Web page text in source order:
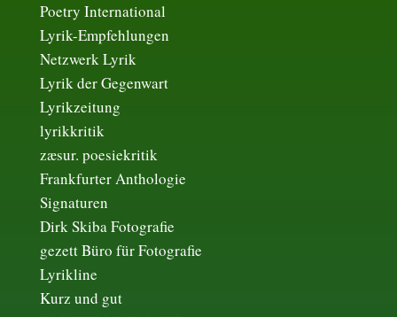
Poetry International
Lyrik-Empfehlungen
Netzwerk Lyrik
Lyrik der Gegenwart
Lyrikzeitung
lyrikkritik
zæsur. poesiekritik
Frankfurter Anthologie
Signaturen
Dirk Skiba Fotografie
gezett Büro für Fotografie
Lyrikline
Kurz und gut